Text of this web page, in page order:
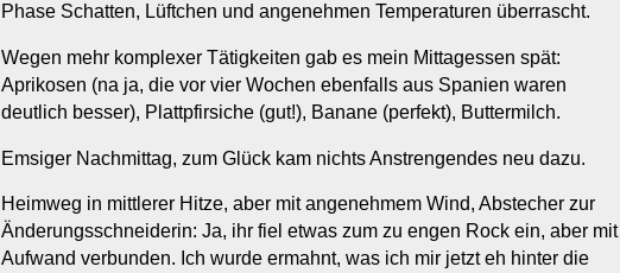
Phase Schatten, Lüftchen und angenehmen Temperaturen überrascht.
Wegen mehr komplexer Tätigkeiten gab es mein Mittagessen spät:
Aprikosen (na ja, die vor vier Wochen ebenfalls aus Spanien waren
deutlich besser), Plattpfirsiche (gut!), Banane (perfekt), Buttermilch.
Emsiger Nachmittag, zum Glück kam nichts Anstrengendes neu dazu.
Heimweg in mittlerer Hitze, aber mit angenehmem Wind, Abstecher zur
Änderungsschneiderin: Ja, ihr fiel etwas zum zu engen Rock ein, aber mit
Aufwand verbunden. Ich wurde ermahnt, was ich mir jetzt eh hinter die